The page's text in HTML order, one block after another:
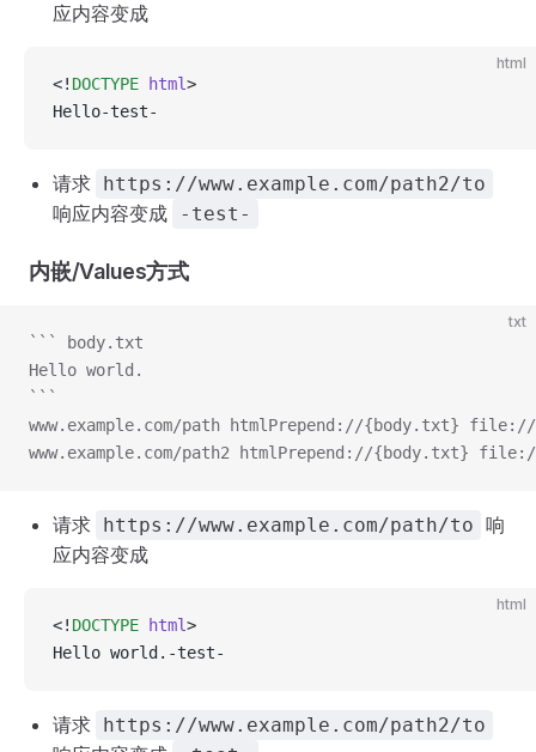
应内容变成
html
<! DOCTYPE html>
Hello-test-
请求 https://www.example.com/path2/to
响应内容变成 -test-
内嵌/Values方式
txt
``` body.txt
Hello world.
```
www.example.com/path htmlPrepend://{body.txt}
www.example.com/path2 htmlPrepend://{body.txt}
请求 https://www.example.com/path/to 响
应内容变成
html
<! DOCTYPE html>
Hello world.-test-
请求 https://www.example.com/path2/to